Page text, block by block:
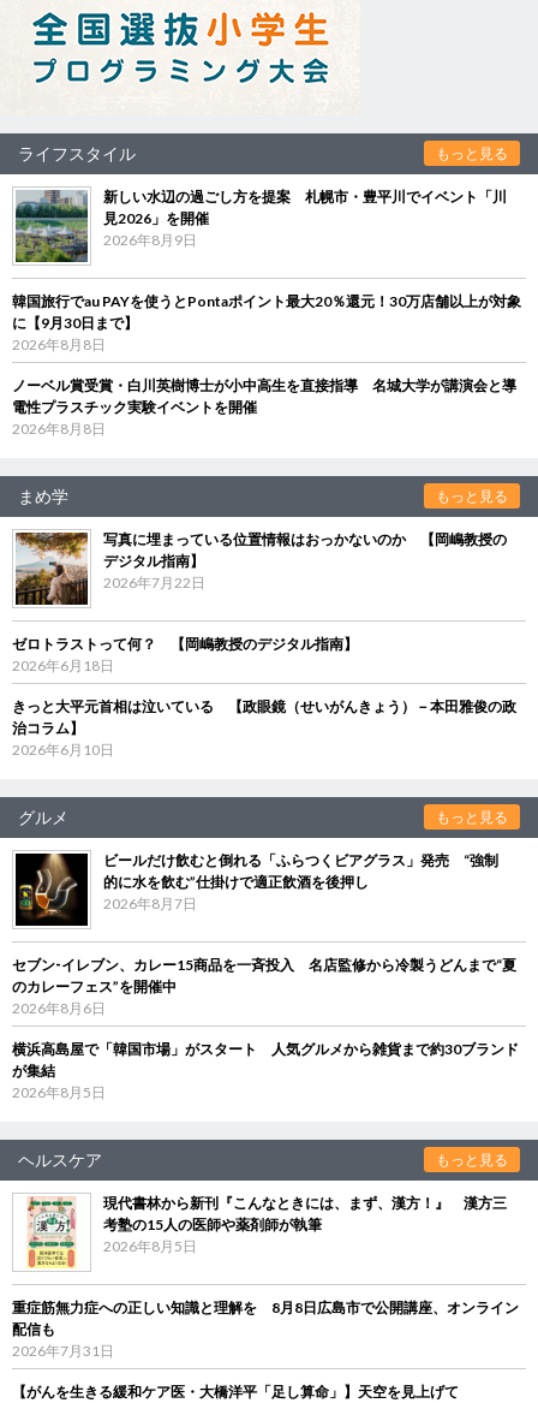
ライフスタイル もっと見る
新しい水辺の過ごし方を提案 札幌市・豊平川でイベント「川
見2026」を開催
2026年8月9日
韓国旅行でau PAYを使うとPontaポイント最大20％還元！30万店舗以上が対象
に【9月30日まで】
2026年8月8日
ノーベル賞受賞・白川英樹博士が小中高生を直接指導 名城大学が講演会と導
電性プラスチック実験イベントを開催
2026年8月8日
まめ学 もっと見る
写真に埋まっている位置情報はおっかないのか 【岡嶋教授の
デジタル指南】
2026年7月22日
ゼロトラストって何？ 【岡嶋教授のデジタル指南】
2026年6月18日
きっと大平元首相は泣いている 【政眼鏡（せいがんきょう）－本田雅俊の政
治コラム】
2026年6月10日
グルメ もっと見る
ビールだけ飲むと倒れる「ふらつくビアグラス」発売 “強制
的に水を飲む”仕掛けで適正飲酒を後押し
2026年8月7日
セブン‐イレブン、カレー15商品を一斉投入 名店監修から冷製うどんまで“夏
のカレーフェス”を開催中
2026年8月6日
横浜高島屋で「韓国市場」がスタート 人気グルメから雑貨まで約30ブランド
が集結
2026年8月5日
ヘルスケア もっと見る
現代書林から新刊『こんなときには、まず、漢方！』 漢方三
考塾の15人の医師や薬剤師が執筆
2026年8月5日
重症筋無力症への正しい知識と理解を 8月8日広島市で公開講座、オンライン
配信も
2026年7月31日
【がんを生きる緩和ケア医・大橋洋平「足し算命」】天空を見上げて